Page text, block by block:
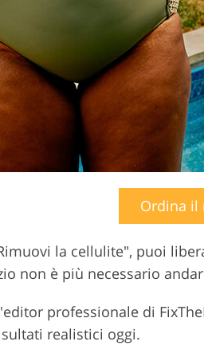
Ordina il
la cellulite", puoi
non è più necessario
professionale di
realistici oggi.